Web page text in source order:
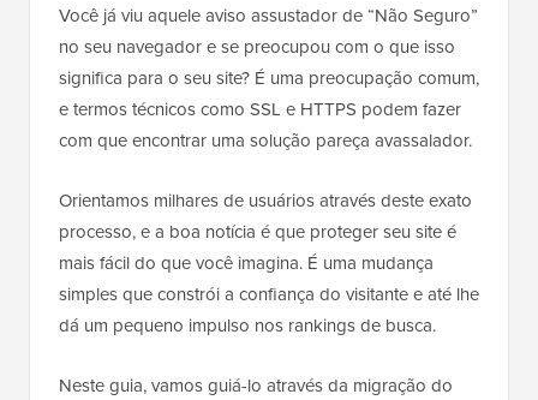
Você já viu aquele aviso assustador de “Não Seguro”
no seu navegador e se preocupou com o que isso
significa para o seu site? É uma preocupação comum,
e termos técnicos como SSL e HTTPS podem fazer
com que encontrar uma solução pareça avassalador.
Orientamos milhares de usuários através deste exato
processo, e a boa notícia é que proteger seu site é
mais fácil do que você imagina. É uma mudança
simples que constrói a confiança do visitante e até lhe
dá um pequeno impulso nos rankings de busca.
Neste guia, vamos guiá-lo através da migração do